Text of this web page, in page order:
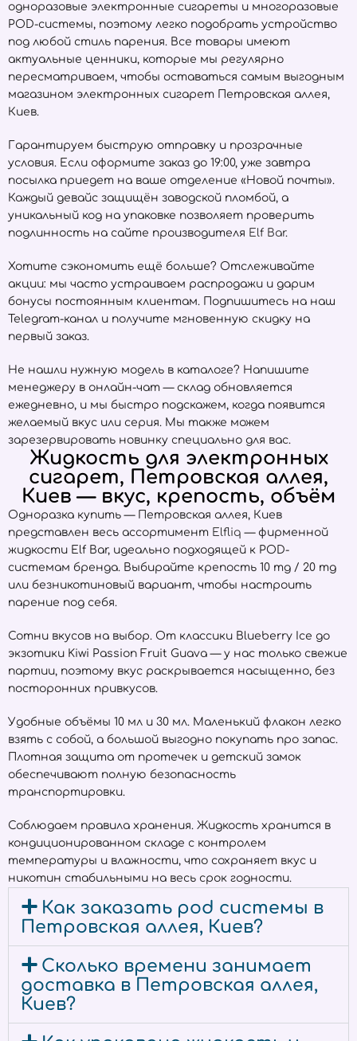
одноразовые электронные сигареты и многоразовые
POD-системы, поэтому легко подобрать устройство
под любой стиль парения. Все товары имеют
актуальные ценники, которые мы регулярно
пересматриваем, чтобы оставаться самым выгодным
магазином электронных сигарет Петровская аллея,
Киев.
Гарантируем быструю отправку и прозрачные
условия. Если оформите заказ до 19:00, уже завтра
посылка приедет на ваше отделение «Новой почты».
Каждый девайс защищён заводской пломбой, а
уникальный код на упаковке позволяет проверить
подлинность на сайте производителя Elf Bar.
Хотите сэкономить ещё больше? Отслеживайте
акции: мы часто устраиваем распродажи и дарим
бонусы постоянным клиентам. Подпишитесь на наш
Telegram-канал и получите мгновенную скидку на
первый заказ.
Не нашли нужную модель в каталоге? Напишите
менеджеру в онлайн-чат — склад обновляется
ежедневно, и мы быстро подскажем, когда появится
желаемый вкус или серия. Мы также можем
зарезервировать новинку специально для вас.
Жидкость для электронных
сигарет, Петровская аллея,
Киев — вкус, крепость, объём
Одноразка купить — Петровская аллея, Киев
представлен весь ассортимент Elfliq — фирменной
жидкости Elf Bar, идеально подходящей к POD-
системам бренда. Выбирайте крепость 10 mg / 20 mg
или безникотиновый вариант, чтобы настроить
парение под себя.
Сотни вкусов на выбор. От классики Blueberry Ice до
экзотики Kiwi Passion Fruit Guava — у нас только свежие
партии, поэтому вкус раскрывается насыщенно, без
посторонних привкусов.
Удобные объёмы 10 мл и 30 мл. Маленький флакон легко
взять с собой, а большой выгодно покупать про запас.
Плотная защита от протечек и детский замок
обеспечивают полную безопасность
транспортировки.
Соблюдаем правила хранения. Жидкость хранится в
кондиционированном складе с контролем
температуры и влажности, что сохраняет вкус и
никотин стабильными на весь срок годности.
Как заказать pod системы в
Петровская аллея, Киев?
Сколько времени занимает
доставка в Петровская аллея,
Киев?